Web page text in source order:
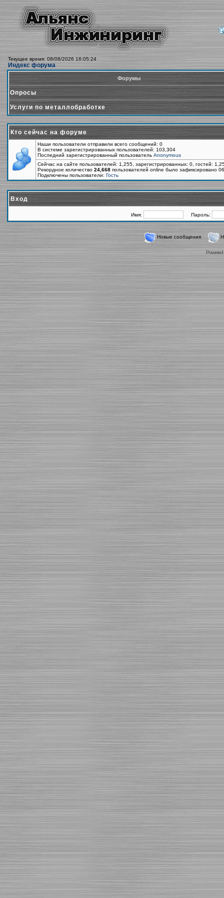
Текущее время: 08/08/2026 16:05:24
Индекс форума
Форумы
Опросы
Услуги по металлобработке
Кто сейчас на форуме
Наши пользователи отправили всего сообщений: 0
В системе зарегистрированных пользователей: 103,304
Последний зарегистрированный пользователь Anonymous
Сейчас на сайте пользователей: 1,255, зарегистрированных: 0, гостей:
Рекордное количество 24,668 пользователей online было зафиксировано
Подключены пользователи: Гость
Вход
Имя: Пароль:
Новые сообщения